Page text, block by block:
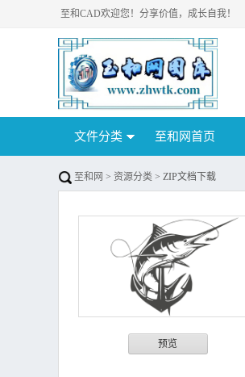
至和CAD欢迎您！分享价值，成长自我！
文件分类 至和网首页
至和网 > 资源分类 > ZIP文档下载
预览